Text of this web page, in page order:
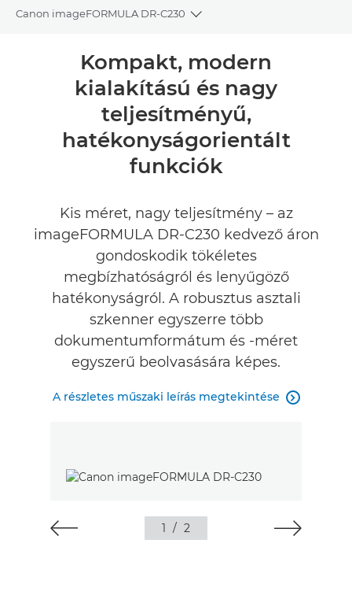
Canon imageFORMULA DR-C230
Toggle breadcrumbs
Műszaki adatok
Támogatás
Kompakt, modern
kialakítású és nagy
teljesítményű,
hatékonyságorientált
funkciók
Kis méret, nagy teljesítmény – az
imageFORMULA DR-C230 kedvező áron
gondoskodik tökéletes
megbízhatóságról és lenyűgöző
hatékonyságról. A robusztus asztali
szkenner egyszerre több
dokumentumformátum és -méret
egyszerű beolvasására képes.
A részletes műszaki leírás megtekintése 
1 / 2